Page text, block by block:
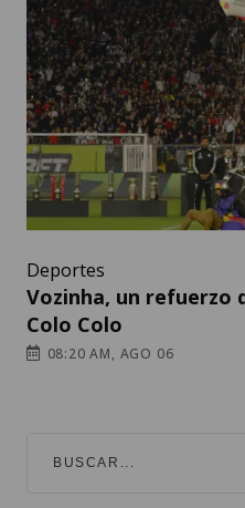
Deportes
Vozinha, un refuerzo
Colo Colo
08:20 AM, AGO 06